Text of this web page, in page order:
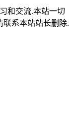
和交流.本站一切
联系本站站长删除.